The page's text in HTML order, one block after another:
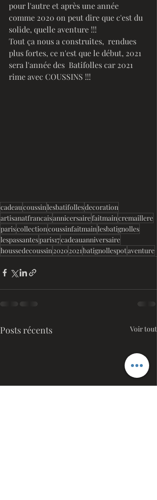
pour l'autre et après une année
comme 2020 on peut dire que c'est du
solide, quelle aventure !!!
Tout ça nous a construites,  rendues
plus fortes, ce n'est que le début, 2021
sera l'année des  Batifolles car 2021
rime avec COUSSINS !!!
cadeaucoussinlesbatifollesdecoration
artisanatfrancaisannicersairefaitmaincremaillere
pariscollectioncoussinfaitmainlesbatignolles
lespassantesparis17cadeauanniversaire
houssedecoussin 20202021batignollespotaventure
Posts récents Voir tout